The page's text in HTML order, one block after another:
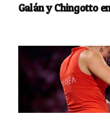
Galán y Chingotto